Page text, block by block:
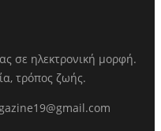
σε ηλεκτρονική μορφή.
τρόπος ζωής.